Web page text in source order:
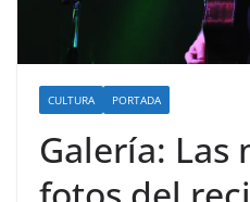
CULTURA PORTADA
Galería: Las